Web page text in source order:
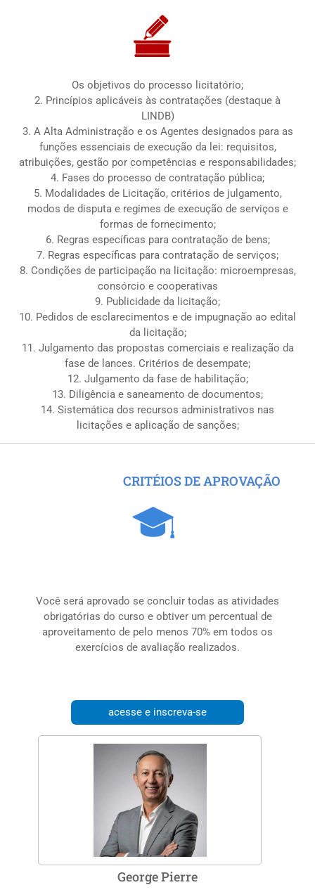
Os objetivos do processo licitatório;
2. Princípios aplicáveis às contratações (destaque à
LINDB)
3. A Alta Administração e os Agentes designados para as
funções essenciais de execução da lei: requisitos,
atribuições, gestão por competências e responsabilidades;
4. Fases do processo de contratação pública;
5. Modalidades de Licitação, critérios de julgamento,
modos de disputa e regimes de execução de serviços e
formas de fornecimento;
6. Regras específicas para contratação de bens;
7. Regras específicas para contratação de serviços;
8. Condições de participação na licitação: microempresas,
consórcio e cooperativas
9. Publicidade da licitação;
10. Pedidos de esclarecimentos e de impugnação ao edital
da licitação;
11. Julgamento das propostas comerciais e realização da
fase de lances. Critérios de desempate;
12. Julgamento da fase de habilitação;
13. Diligência e saneamento de documentos;
14. Sistemática dos recursos administrativos nas
licitações e aplicação de sanções;
CRITÉIOS DE APROVAÇÃO
Você será aprovado se concluir todas as atividades
obrigatórias do curso e obtiver um percentual de
aproveitamento de pelo menos 70% em todos os
exercícios de avaliação realizados.
acesse e inscreva-se
George Pierre